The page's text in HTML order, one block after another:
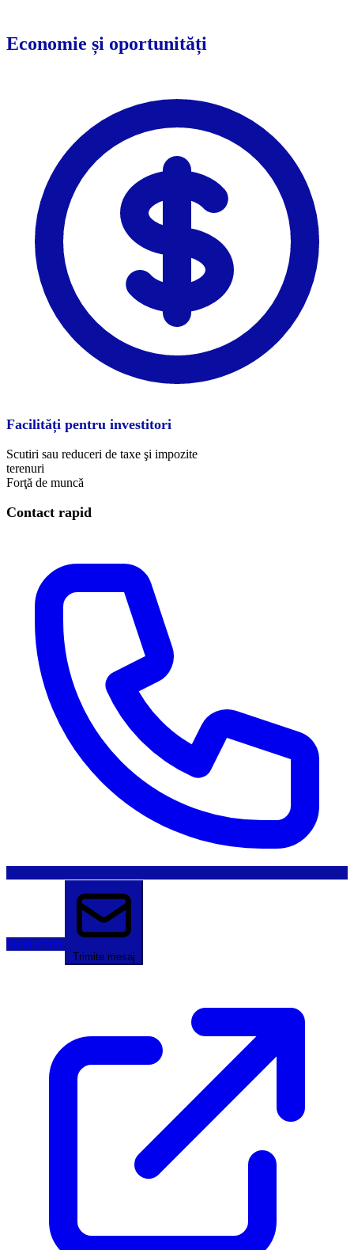
Economie și oportunități
Facilități pentru investitori
Scutiri sau reduceri de taxe şi impozite
terenuri
Forţă de muncă
Contact rapid
Sună acum
Trimite mesaj